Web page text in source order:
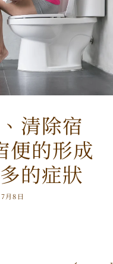
清除宿
便的形成
的症狀
月8日